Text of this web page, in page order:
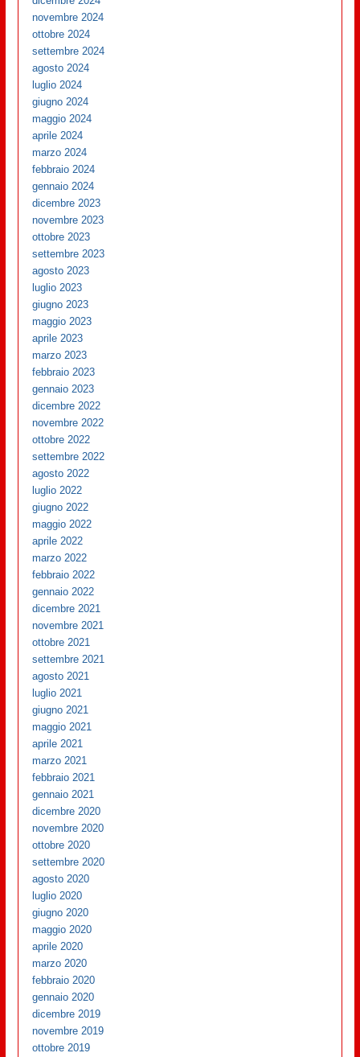
novembre 2024
ottobre 2024
settembre 2024
agosto 2024
luglio 2024
giugno 2024
maggio 2024
aprile 2024
marzo 2024
febbraio 2024
gennaio 2024
dicembre 2023
novembre 2023
ottobre 2023
settembre 2023
agosto 2023
luglio 2023
giugno 2023
maggio 2023
aprile 2023
marzo 2023
febbraio 2023
gennaio 2023
dicembre 2022
novembre 2022
ottobre 2022
settembre 2022
agosto 2022
luglio 2022
giugno 2022
maggio 2022
aprile 2022
marzo 2022
febbraio 2022
gennaio 2022
dicembre 2021
novembre 2021
ottobre 2021
settembre 2021
agosto 2021
luglio 2021
giugno 2021
maggio 2021
aprile 2021
marzo 2021
febbraio 2021
gennaio 2021
dicembre 2020
novembre 2020
ottobre 2020
settembre 2020
agosto 2020
luglio 2020
giugno 2020
maggio 2020
aprile 2020
marzo 2020
febbraio 2020
gennaio 2020
dicembre 2019
novembre 2019
ottobre 2019